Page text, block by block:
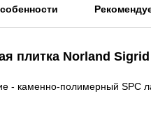
плитка Norland Sigrid
- каменно-полимерный SPC